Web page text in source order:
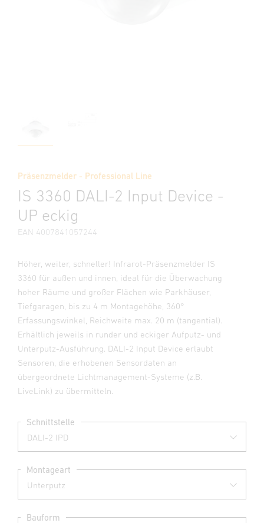
Präsenzmelder - Professional Line
IS 3360 DALI-2 Input Device -
UP eckig
EAN 4007841057244
Höher, weiter, schneller! Infrarot-Präsenzmelder IS
3360 für außen und innen, ideal für die Überwachung
hoher Räume und großer Flächen wie Parkhäuser,
Tiefgaragen, bis zu 4 m Montagehöhe, 360°
Erfassungswinkel, Reichweite max. 20 m (tangential).
Erhältlich jeweils in runder und eckiger Aufputz- und
Unterputz-Ausführung. DALI-2 Input Device erlaubt
Sensoren, die erhobenen Sensordaten an
übergeordnete Lichtmanagement-Systeme (z.B.
LiveLink) zu übermitteln.
Schnittstelle
Montageart
Bauform